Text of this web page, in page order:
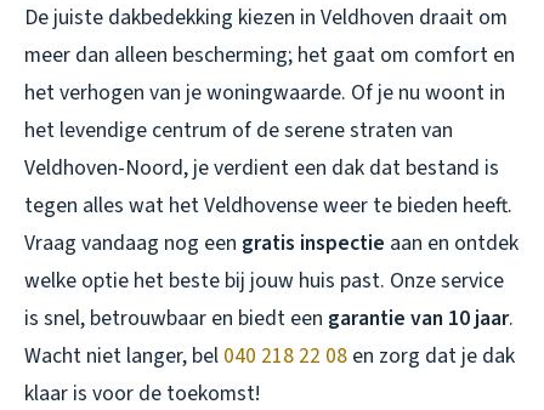
De juiste dakbedekking kiezen in Veldhoven draait om
meer dan alleen bescherming; het gaat om comfort en
het verhogen van je woningwaarde. Of je nu woont in
het levendige centrum of de serene straten van
Veldhoven-Noord, je verdient een dak dat bestand is
tegen alles wat het Veldhovense weer te bieden heeft.
Vraag vandaag nog een gratis inspectie aan en ontdek
welke optie het beste bij jouw huis past. Onze service
is snel, betrouwbaar en biedt een garantie van 10 jaar.
Wacht niet langer, bel 040 218 22 08 en zorg dat je dak
klaar is voor de toekomst!